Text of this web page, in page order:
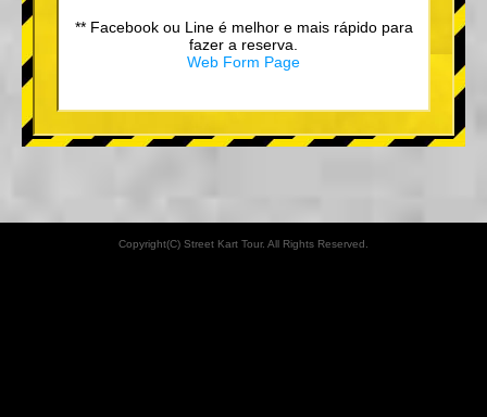
** Facebook ou Line é melhor e mais rápido para
fazer a reserva.
Web Form Page
Copyright(C) Street Kart Tour. All Rights Reserved.